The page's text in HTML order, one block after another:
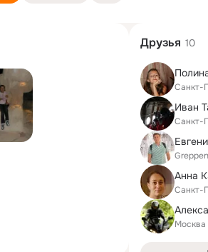
Друзья 10
Санкт-
Иван
Санкт-
Greppen
Анна
Санкт-
Москва